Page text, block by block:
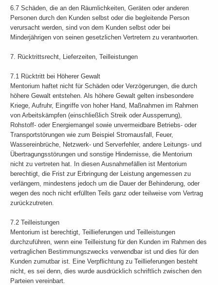
6.7 Schäden, die an den Räumlichkeiten, Geräten oder anderen
Personen durch den Kunden selbst oder die begleitende Person
verursacht werden, sind von dem Kunden selbst oder bei
Minderjährigen von seinen gesetzlichen Vertretern zu verantworten.
7. Rücktrittsrecht, Lieferzeiten, Teilleistungen
7.1 Rücktritt bei Höherer Gewalt
Mentorium haftet nicht für Schäden oder Verzögerungen, die durch
höhere Gewalt entstehen. Als höhere Gewalt gelten insbesondere
Kriege, Aufruhr, Eingriffe von hoher Hand, Maßnahmen im Rahmen
von Arbeitskämpfen (einschließlich Streik oder Aussperrung),
Rohstoff- oder Energiemangel sowie unvermeidbare Betriebs- oder
Transportstörungen wie zum Beispiel Stromausfall, Feuer,
Wassereinbrüche, Netzwerk- und Serverfehler, andere Leitungs- und
Übertragungsstörungen und sonstige Hindernisse, die Mentorium
nicht zu vertreten hat. In diesen Ausnahmefällen ist Mentorium
berechtigt, die Frist zur Erbringung der Leistung angemessen zu
verlängern, mindestens jedoch um die Dauer der Behinderung, oder
wegen des noch nicht erfüllten Teils ganz oder teilweise vom Vertrag
zurückzutreten.
7.2 Teilleistungen
Mentorium ist berechtigt, Teillieferungen und Teilleistungen
durchzuführen, wenn eine Teilleistung für den Kunden im Rahmen des
vertraglichen Bestimmungszwecks verwendbar ist und dies für den
Kunden zumutbar ist. Eine Verpflichtung zu Teillieferungen besteht
nicht, es sei denn, dies wurde ausdrücklich schriftlich zwischen den
Parteien vereinbart.